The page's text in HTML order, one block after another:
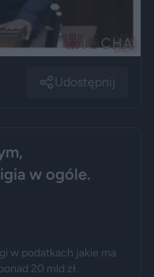
Udostępnij
w ogóle.
w podatkach jakie ma
20 mld zł.